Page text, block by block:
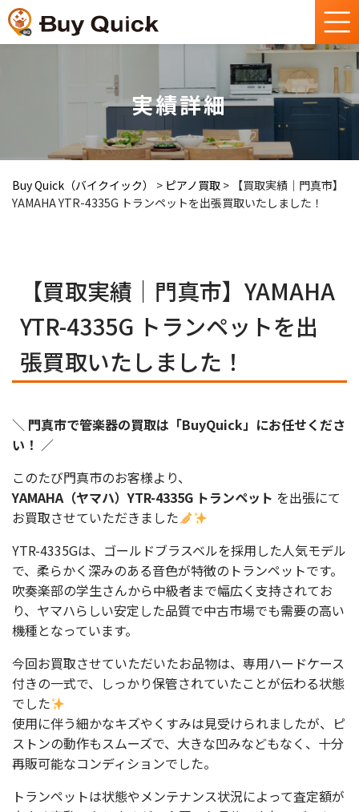
実績詳細
Buy Quick（バイクイック） > ピアノ買取 > 【買取実績｜門真市】
YAMAHA YTR-4335G トランペットを出張買取いたしました！
【買取実績｜門真市】YAMAHA
YTR-4335G トランペットを出
張買取いたしました！
＼ 門真市で管楽器の買取は「BuyQuick」にお任せくださ
い！ ／
このたび門真市のお客様より、
YAMAHA（ヤマハ）YTR-4335G トランペット を出張にて
お買取させていただきました
YTR-4335Gは、ゴールドブラスベルを採用した人気モデル
で、柔らかく深みのある音色が特徴のトランペットです。
吹奏楽部の学生さんから中級者まで幅広く支持されてお
り、ヤマハらしい安定した品質で中古市場でも需要の高い
機種となっています。
今回お買取させていただいたお品物は、専用ハードケース
付きの一式で、しっかり保管されていたことが伝わる状態
でした
使用に伴う細かなキズやくすみは見受けられましたが、ピ
ストンの動作もスムーズで、大きな凹みなどもなく、十分
再販可能なコンディションでした。
トランペットは状態やメンテナンス状況によって査定額が